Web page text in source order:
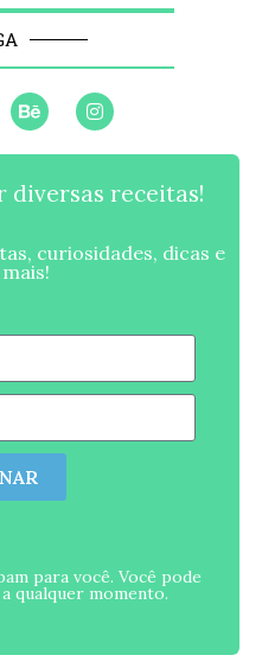
diversas receitas!
curiosidades, dicas e
para você. Você pode
qualquer momento.